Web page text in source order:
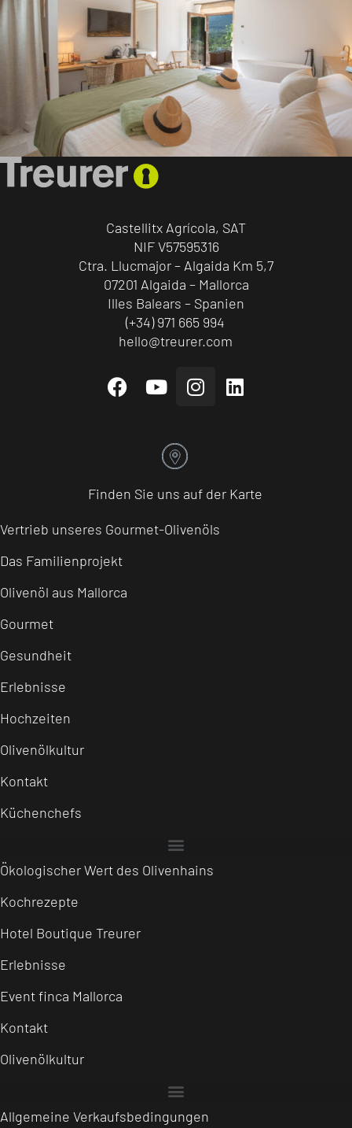
Castellitx Agrícola, SAT
NIF V57595316
Ctra. Llucmajor – Algaida Km 5,7
07201 Algaida – Mallorca
Illes Balears – Spanien
(+34) 971 665 994
hello@treurer.com
Finden Sie uns auf der Karte
Vertrieb unseres Gourmet-Olivenöls
Das Familienprojekt
Olivenöl aus Mallorca
Gourmet
Gesundheit
Erlebnisse
Hochzeiten
Olivenölkultur
Kontakt
Küchenchefs
Ökologischer Wert des Olivenhains
Kochrezepte
Hotel Boutique Treurer
Erlebnisse
Event finca Mallorca
Kontakt
Olivenölkultur
Allgemeine Verkaufsbedingungen